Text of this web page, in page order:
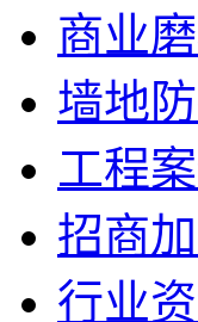
商业
墙地
工程
招商
行业